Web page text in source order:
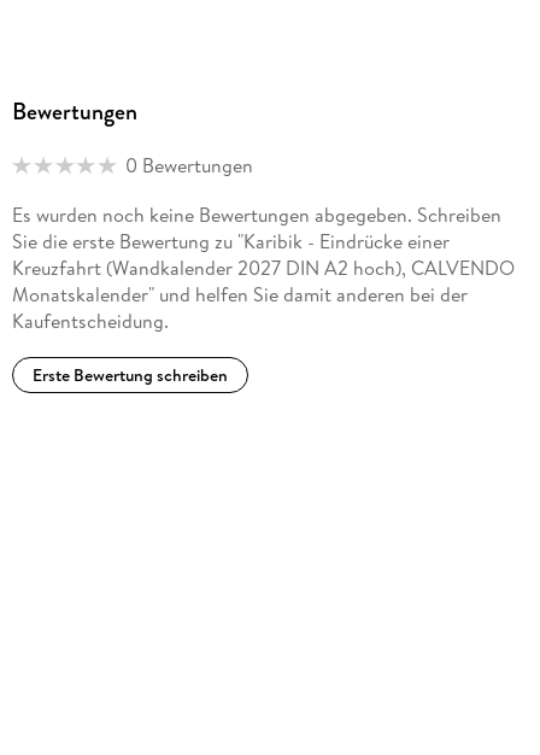
Bewertungen
0 Bewertungen
Es wurden noch keine Bewertungen abgegeben. Schreiben
Sie die erste Bewertung zu "Karibik - Eindrücke einer
Kreuzfahrt (Wandkalender 2027 DIN A2 hoch), CALVENDO
Monatskalender" und helfen Sie damit anderen bei der
Kaufentscheidung.
Erste Bewertung schreiben